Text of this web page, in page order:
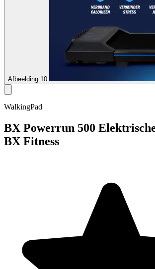
Afbeelding 10
WalkingPad
BX Powerrun 500
BX Fitness